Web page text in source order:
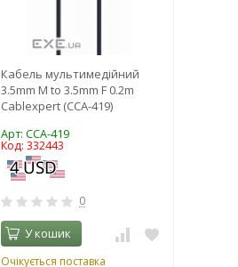
Кабель мультимедійний
3.5mm M to 3.5mm F 0.2m
Cablexpert (CCA-419)
Арт: CCA-419
Код: 332443
0
У кошик
Очікується поставка